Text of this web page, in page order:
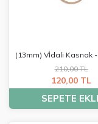
(13mm) Vi̇dali Kasnak -
210,00 TL
120,00 TL
SEPETE